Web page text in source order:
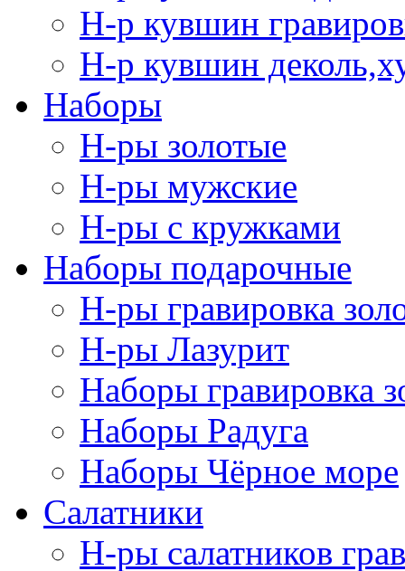
Н-р кувшин
Н-р кувшин
Наборы
Н-ры золотые
Н-ры мужские
Н-ры с кружками
Наборы подарочные
Н-ры гравировка
Н-ры Лазурит
Наборы гравировка
Наборы Радуга
Наборы Чёрное море
Салатники
Н-ры салатников